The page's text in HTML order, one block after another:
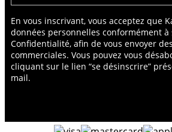
En vous inscrivant, vous acceptez que
données personnelles conformément à
Confidentialité, afin de vous envoyer
commerciales. Vous pouvez vous
cliquant sur le lien “se désinscrire”
mail.